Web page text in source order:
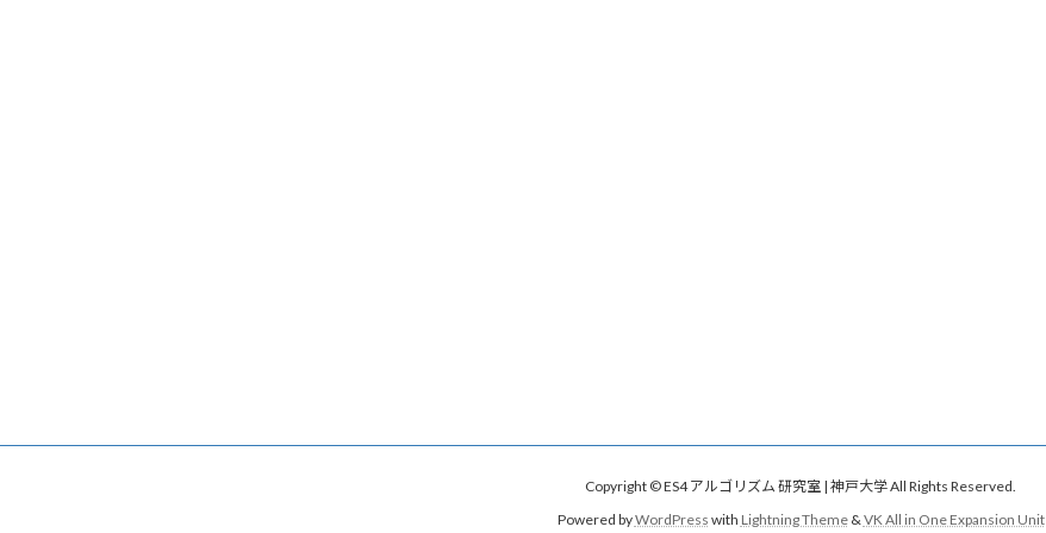
Copyright © ES4 アルゴリズム 研究室 | 神戸大学 All Rights Reserved.
Powered byWordPress with Lightning Theme& VK All in One Expansion Unit